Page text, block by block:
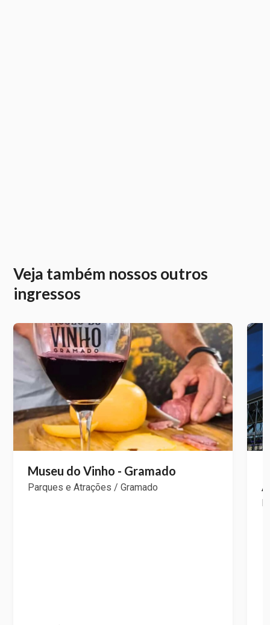
Veja também nossos outros
ingressos
Museu do Vinho - Gramado
Parques e Atrações / Gramado